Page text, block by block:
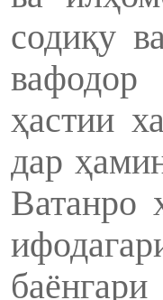
содиқу
ҳастии
дар
Ватанро